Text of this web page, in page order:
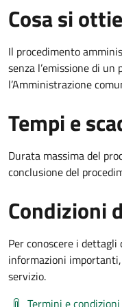
Cosa si
Il procedimento
senza l’emissione di
l’Amministrazione
Tempi e
Durata massima del
conclusione del
Condizioni
Per conoscere i
informazioni
servizio.
Termini e